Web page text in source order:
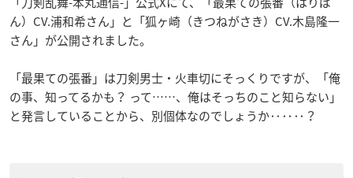
ん）CV.浦和希さん」と「狐ヶ崎（きつねがさき）CV.木島隆一
さん」が公開されました。
「最果ての張番」は刀剣男士・火車切にそっくりですが、「俺
の事、知ってるかも？ って……、俺はそっちのこと知らない」
と発言していることから、別個体なのでしょうか‥‥‥？